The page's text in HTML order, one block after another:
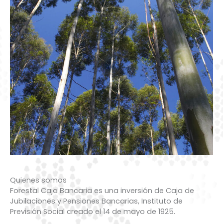
Quienes somos
Forestal Caja Bancaria es una inversión de Caja de
Jubilaciones y Pensiones Bancarias, Instituto de
Previsión Social creado el 14 de mayo de 1925.